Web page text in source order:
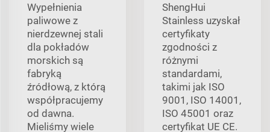
Wypełnienia
paliwowe z
nierdzewnej stali
dla pokładów
morskich są
fabryką
źródłową, z którą
współpracujemy
od dawna.
Mieliśmy wiele
ShengHui
Stainless uzyskał
certyfikaty
zgodności z
różnymi
standardami,
takimi jak ISO
9001, ISO 14001,
ISO 45001 oraz
certyfikat UE CE.